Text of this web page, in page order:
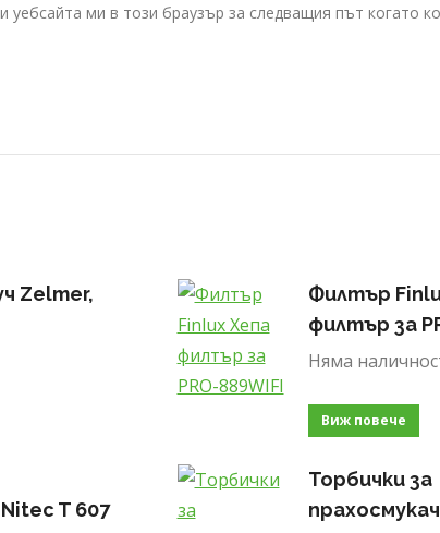
уебсайта ми в този браузър за следващия път когато
Zelmer,
Филтър
филтър за
Няма
Виж повече
T 607
Торбички за